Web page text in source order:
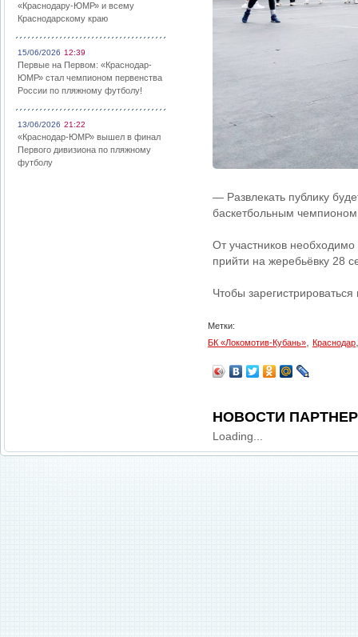
«Краснодару-ЮМР» и всему
Краснодарскому краю
15/06/2026 12:39
Первые на Первом: «Краснодар-
ЮМР» стал чемпионом первенства
России по пляжному футболу!
13/06/2026 21:22
«Краснодар-ЮМР» вышел в финал
Первого дивизиона по пляжному
футболу
— Развлекать публику
баскетбольным
От участников
прийти на жеребьёвку 28
Чтобы
Метки:
БК «Локомотив-Кубань», Краснодар
НОВОСТИ
Loading...